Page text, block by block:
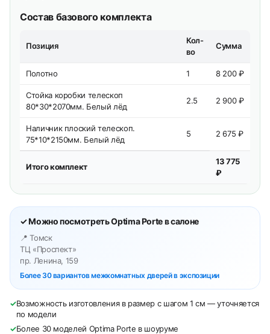
Состав базового комплекта
Позиция
Кол-
во
Сумма
Полотно 1 8 200 ₽
Стойка коробки телескоп
80*30*2070мм. Белый лёд
2.5 2 900 ₽
Наличник плоский телескоп.
75*10*2150мм. Белый лёд
5 2 675 ₽
Итого комплект
13 775
₽
✓ Можно посмотреть Optima Porte в салоне
📍 Томск
ТЦ «Проспект»
пр. Ленина, 159
Более 30 вариантов межкомнатных дверей в экспозиции
✓Возможность изготовления в размер с шагом 1 см — уточняется
по модели
✓Более 30 моделей Optima Porte в шоуруме